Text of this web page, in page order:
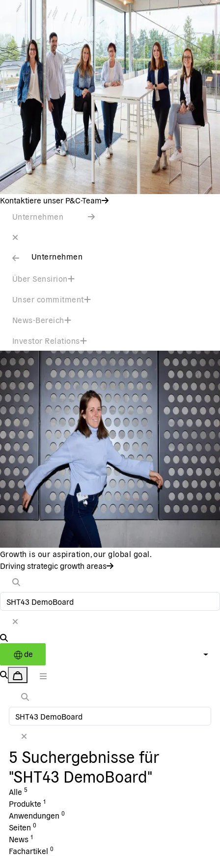
Kontaktiere unser P&C-Team
Unternehmen
Unternehmen
Über Sensirion
Unser commitment
News-Bereich
Investor Relations
Growth is our aspiration, our global goal.
Driving strategic growth areas
de
5 Suchergebnisse für
"SHT43 DemoBoard"
Alle 5
Produkte 1
Anwendungen 0
Seiten 0
News 1
Fachartikel 0